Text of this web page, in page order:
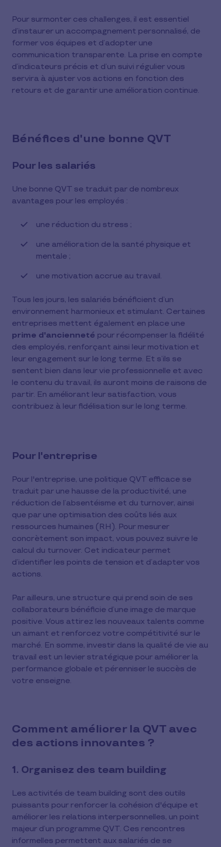
Pour surmonter ces challenges, il est essentiel
d’instaurer un accompagnement personnalisé, de
former vos équipes et d’adopter une
communication transparente. La prise en compte
d’indicateurs précis et d’un suivi régulier vous
servira à ajuster vos actions en fonction des
retours et de garantir une amélioration continue.
Bénéfices d'une bonne QVT
Pour les salariés
Une bonne QVT se traduit par de nombreux
avantages pour les employés :
une réduction du stress ;
une amélioration de la santé physique et
mentale ;
une motivation accrue au travail.
Tous les jours, les salariés bénéficient d’un
environnement harmonieux et stimulant. Certaines
entreprises mettent également en place une
prime d'ancienneté pour récompenser la fidélité
des employés, renforçant ainsi leur motivation et
leur engagement sur le long terme. Et s’ils se
sentent bien dans leur vie professionnelle et avec
le contenu du travail, ils auront moins de raisons de
partir. En améliorant leur satisfaction, vous
contribuez à leur fidélisation sur le long terme.
Pour l'entreprise
Pour l'entreprise, une politique QVT efficace se
traduit par une hausse de la productivité, une
réduction de l’absentéisme et du turnover, ainsi
que par une optimisation des coûts liés aux
ressources humaines (RH). Pour mesurer
concrètement son impact, vous pouvez suivre le
calcul du turnover. Cet indicateur permet
d’identifier les points de tension et d’adapter vos
actions.
Par ailleurs, une structure qui prend soin de ses
collaborateurs bénéficie d’une image de marque
positive. Vous attirez les nouveaux talents comme
un aimant et renforcez votre compétitivité sur le
marché. En somme, investir dans la qualité de vie au
travail est un levier stratégique pour améliorer la
performance globale et pérenniser le succès de
votre enseigne.
Comment améliorer la QVT avec
des actions innovantes ?
1. Organisez des team building
Les activités de team building sont des outils
puissants pour renforcer la cohésion d'équipe et
améliorer les relations interpersonnelles, un point
majeur d’un programme QVT. Ces rencontres
informelles permettent aux salariés de se